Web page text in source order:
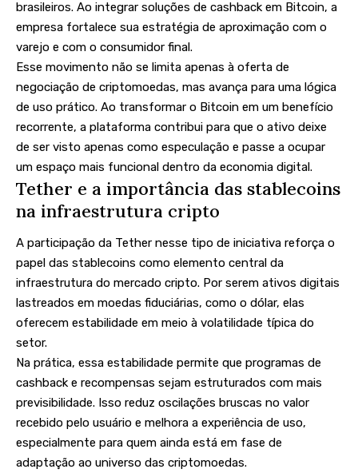
brasileiros. Ao integrar soluções de cashback em Bitcoin, a
empresa fortalece sua estratégia de aproximação com o
varejo e com o consumidor final.
Esse movimento não se limita apenas à oferta de
negociação de criptomoedas, mas avança para uma lógica
de uso prático. Ao transformar o Bitcoin em um benefício
recorrente, a plataforma contribui para que o ativo deixe
de ser visto apenas como especulação e passe a ocupar
um espaço mais funcional dentro da economia digital.
Tether e a importância das stablecoins
na infraestrutura cripto
A participação da Tether nesse tipo de iniciativa reforça o
papel das stablecoins como elemento central da
infraestrutura do mercado cripto. Por serem ativos digitais
lastreados em moedas fiduciárias, como o dólar, elas
oferecem estabilidade em meio à volatilidade típica do
setor.
Na prática, essa estabilidade permite que programas de
cashback e recompensas sejam estruturados com mais
previsibilidade. Isso reduz oscilações bruscas no valor
recebido pelo usuário e melhora a experiência de uso,
especialmente para quem ainda está em fase de
adaptação ao universo das criptomoedas.